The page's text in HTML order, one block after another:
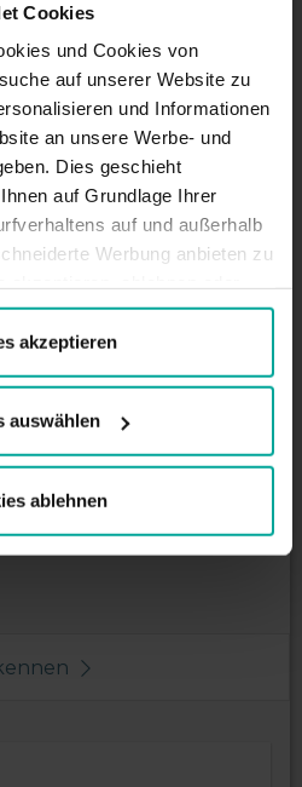
Cookies
und Cookies von
auf unserer Website zu
und Informationen
an unsere Werbe- und
Dies geschieht
auf Grundlage Ihrer
auf und außerhalb
Werbung anbieten zu
indem Sie auf die
klicken. Weitere
der Cookie-Richtlinie.
akzeptieren
auswählen
ablehnen
SABA-Parkplatzes des St.
Ihnen ein weiterer zur
Palandtweg, nur einen
entfernt, ganz in der Nähe
und noch näher am
24 Stunden am Tag
Qualität unserer
um die Zeit kümmern zu
- 1,50€
- 2,00€